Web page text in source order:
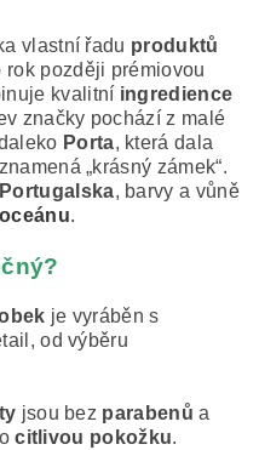
vlastní řadu produktů
rok později prémiovou
kvalitní ingredience
značky pochází z malé
Porta, která dala
znamená „krásný zámek“.
, barvy a vůně
oceánu.
je vyráběn s
od výběru
jsou bez parabenů a
citlivou pokožku.